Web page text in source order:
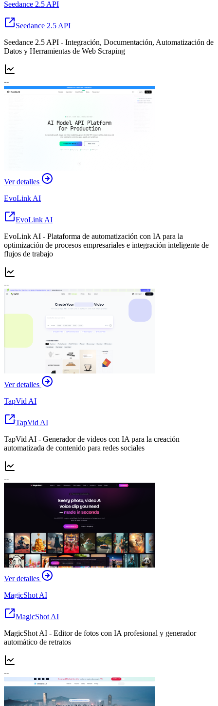
Seedance 2.5 API
Seedance 2.5 API
Seedance 2.5 API - Integración, Documentación, Automatización de
Datos y Herramientas de Web Scraping
--
Ver detalles
EvoLink AI
EvoLink AI
EvoLink AI - Plataforma de automatización con IA para la
optimización de procesos empresariales e integración inteligente de
flujos de trabajo
--
Ver detalles
TapVid AI
TapVid AI
TapVid AI - Generador de videos con IA para la creación
automatizada de contenido para redes sociales
--
Ver detalles
MagicShot AI
MagicShot AI
MagicShot AI - Editor de fotos con IA profesional y generador
automático de retratos
--